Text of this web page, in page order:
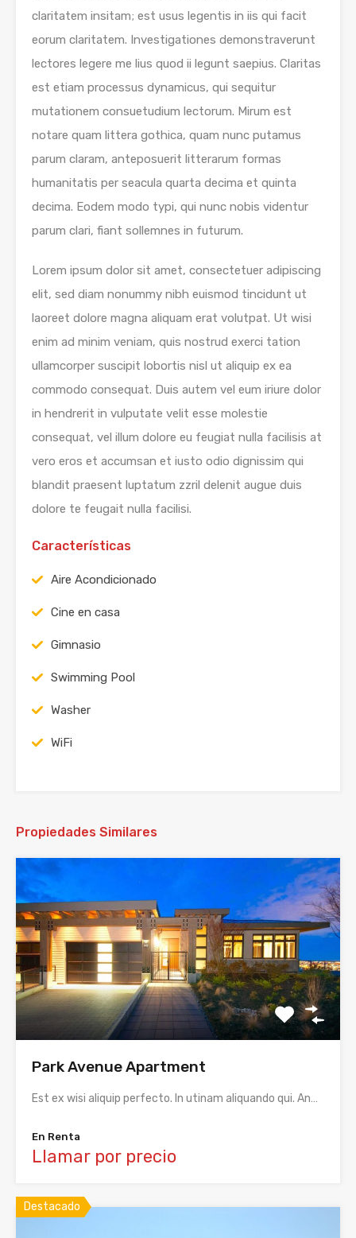
claritatem insitam; est usus legentis in iis qui facit
eorum claritatem. Investigationes demonstraverunt
lectores legere me lius quod ii legunt saepius. Claritas
est etiam processus dynamicus, qui sequitur
mutationem consuetudium lectorum. Mirum est
notare quam littera gothica, quam nunc putamus
parum claram, anteposuerit litterarum formas
humanitatis per seacula quarta decima et quinta
decima. Eodem modo typi, qui nunc nobis videntur
parum clari, fiant sollemnes in futurum.
Lorem ipsum dolor sit amet, consectetuer adipiscing
elit, sed diam nonummy nibh euismod tincidunt ut
laoreet dolore magna aliquam erat volutpat. Ut wisi
enim ad minim veniam, quis nostrud exerci tation
ullamcorper suscipit lobortis nisl ut aliquip ex ea
commodo consequat. Duis autem vel eum iriure dolor
in hendrerit in vulputate velit esse molestie
consequat, vel illum dolore eu feugiat nulla facilisis at
vero eros et accumsan et iusto odio dignissim qui
blandit praesent luptatum zzril delenit augue duis
dolore te feugait nulla facilisi.
Características
Aire Acondicionado
Cine en casa
Gimnasio
Swimming Pool
Washer
WiFi
Propiedades Similares
Park Avenue Apartment
Est ex wisi aliquip perfecto. In utinam aliquando qui. An…
En Renta
Llamar por precio
Destacado